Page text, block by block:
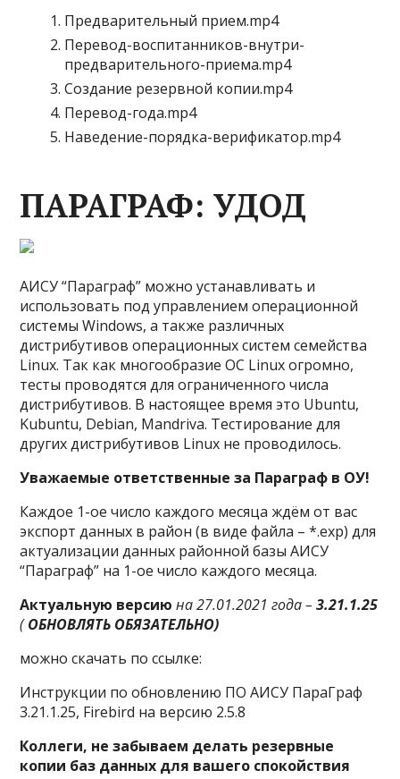
Предварительный прием.mp4
Перевод-воспитанников-внутри-
предварительного-приема.mp4
Создание резервной копии.mp4
Перевод-года.mp4
Наведение-порядка-верификатор.mp4
ПАРАГРАФ: УДОД
АИСУ “Параграф” можно устанавливать и
использовать под управлением операционной
системы Windows, а также различных
дистрибутивов операционных систем семейства
Linux. Так как многообразие ОС Linux огромно,
тесты проводятся для ограниченного числа
дистрибутивов. В настоящее время это Ubuntu,
Kubuntu, Debian, Mandriva. Тестирование для
других дистрибутивов Linux не проводилось.
Уважаемые ответственные за Параграф в ОУ!
Каждое 1-ое число каждого месяца ждём от вас
экспорт данных в район (в виде файла – *.exp) для
актуализации данных районной базы АИСУ
“Параграф” на 1-ое число каждого месяца.
Актуальную версию на 27.01.2021 года – 3.21.1.25
( ОБНОВЛЯТЬ ОБЯЗАТЕЛЬНО)
можно скачать по ссылке:
Инструкции по обновлению ПО АИСУ ПараГраф
3.21.1.25, Firebird на версию 2.5.8
Коллеги, не забываем делать резервные
копии баз данных для вашего спокойствия